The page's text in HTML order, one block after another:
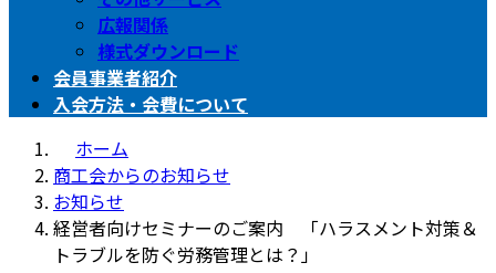
広報関係
様式ダウンロード
会員事業者紹介
入会方法・会費について
ホーム
商工会からのお知らせ
お知らせ
経営者向けセミナーのご案内 「ハラスメント対策＆
トラブルを防ぐ労務管理とは？」